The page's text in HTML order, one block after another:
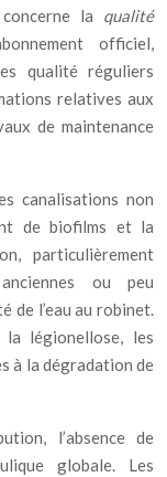
la qualité
officiel,
qualité réguliers
relatives aux
de maintenance
canalisations non
de biofilms et la
particulièrement
ou peu
de l’eau au robinet.
la légionellose, les
à la dégradation de
l’absence de
globale. Les